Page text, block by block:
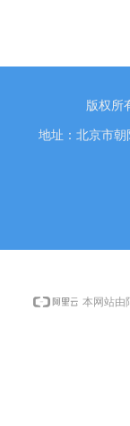
版权所
地址：北京市
本网站由